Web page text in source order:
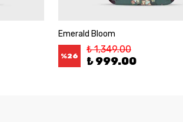
Emerald Bloom
%26
₺ 1,349.00
₺ 999.00